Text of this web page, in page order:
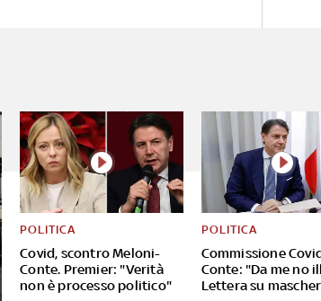
Covid, scontro Meloni-
Conte. Premier: "Verità
non è processo politico"
POLITICA
Commissione
Conte: "Da me no
Lettera su
POLITICA